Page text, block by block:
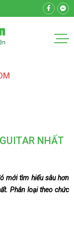
NHẤT
mới tìm hiểu sâu hơn
Phân loại theo chức